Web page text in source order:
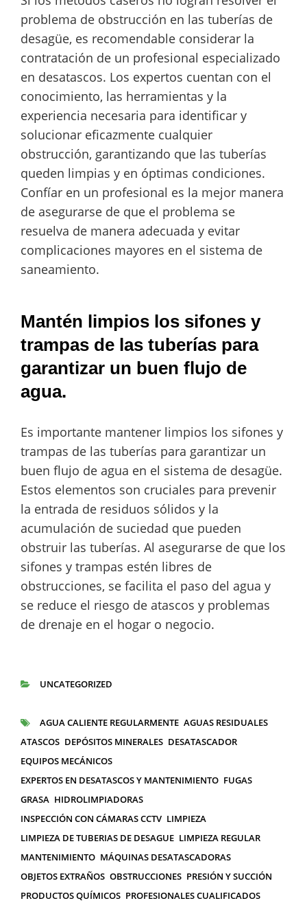
problema de obstrucción en las tuberías de
desagüe, es recomendable considerar la
contratación de un profesional especializado
en desatascos. Los expertos cuentan con el
conocimiento, las herramientas y la
experiencia necesaria para identificar y
solucionar eficazmente cualquier
obstrucción, garantizando que las tuberías
queden limpias y en óptimas condiciones.
Confíar en un profesional es la mejor manera
de asegurarse de que el problema se
resuelva de manera adecuada y evitar
complicaciones mayores en el sistema de
saneamiento.
Mantén limpios los sifones y
trampas de las tuberías para
garantizar un buen flujo de
agua.
Es importante mantener limpios los sifones y
trampas de las tuberías para garantizar un
buen flujo de agua en el sistema de desagüe.
Estos elementos son cruciales para prevenir
la entrada de residuos sólidos y la
acumulación de suciedad que pueden
obstruir las tuberías. Al asegurarse de que los
sifones y trampas estén libres de
obstrucciones, se facilita el paso del agua y
se reduce el riesgo de atascos y problemas
de drenaje en el hogar o negocio.
UNCATEGORIZED
ETIQUETAS
AGUA CALIENTE REGULARMENTE AGUAS RESIDUALES
ATASCOS DEPÓSITOS MINERALES DESATASCADOR
EQUIPOS MECÁNICOS
EXPERTOS EN DESATASCOS Y MANTENIMIENTO FUGAS
GRASA HIDROLIMPIADORAS
INSPECCIÓN CON CÁMARAS CCTV LIMPIEZA
LIMPIEZA DE TUBERIAS DE DESAGUE LIMPIEZA REGULAR
MANTENIMIENTO MÁQUINAS DESATASCADORAS
OBJETOS EXTRAÑOS OBSTRUCCIONES PRESIÓN Y SUCCIÓN
PRODUCTOS QUÍMICOS PROFESIONALES CUALIFICADOS